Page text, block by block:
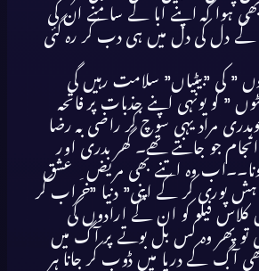
ہوا کہ اپنے ابا کے سامنے ان کی
کے دل کی دل میں ہی دب کر رہ گئی
” کی ”بیٹیاں” سلامت رہیں گی
” کو یونہی اپنے جذبات پر فاتحہ
مراد یہی سوچ کر راضی بہ رضا
انجام جو جانتے تھے۔ گھر بدری اور
وہ اتنے بھی مریض ِ عشق
پوری کر کے اپنی” دنیا ”خراب کر
کلاس فیلو کو ان کے ارادوں کی
تو پھر وہ کس بل بوتے پر آگ میں
آگ کے دریا میں ڈوب کر جانا ہر